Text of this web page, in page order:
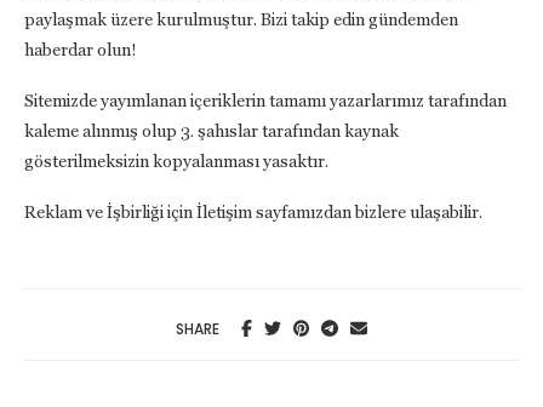
paylaşmak üzere kurulmuştur. Bizi takip edin gündemden
haberdar olun!
Sitemizde yayımlanan içeriklerin tamamı yazarlarımız tarafından
kaleme alınmış olup 3. şahıslar tarafından kaynak
gösterilmeksizin kopyalanması yasaktır.
Reklam ve İşbirliği için İletişim sayfamızdan bizlere ulaşabilir.
SHARE